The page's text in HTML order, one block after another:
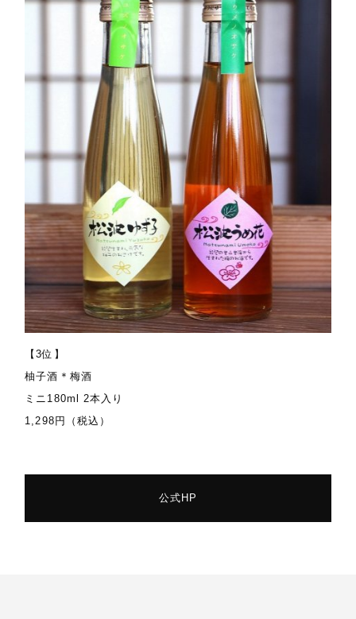
【3位】
柚子酒＊梅酒
ミニ180ml 2本入り
1,298円（税込）
公式HP